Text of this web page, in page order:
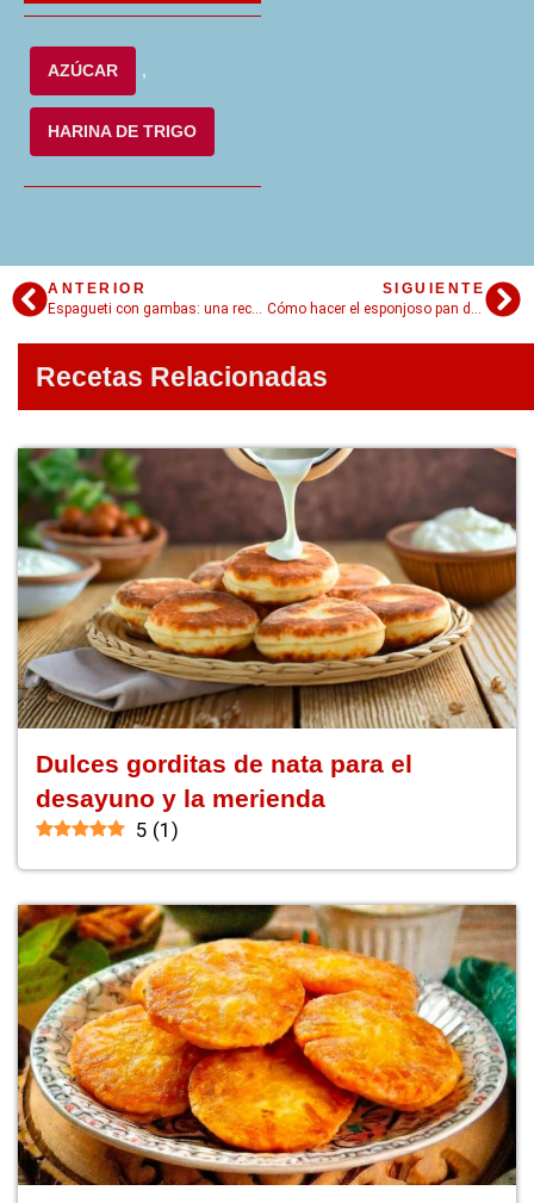
AZÚCAR ,
HARINA DE TRIGO
ANTERIOR
Espagueti con gambas: una receta bien mediterránea fácil y rápida
SIGUIENTE
Cómo hacer el esponjoso pan de calatrava, ideal para el antojo cuando queres algo dulce.
Recetas Relacionadas
Dulces gorditas de nata para el
desayuno y la merienda
5 (1 )